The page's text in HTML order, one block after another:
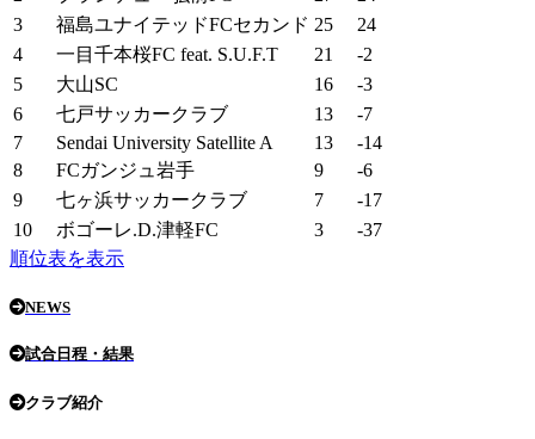
3
福島ユナイテッドFCセカンド 25
24
4
一目千本桜FC feat. S.U.F.T 21
-2
5
大山SC 16
-3
6
七戸サッカークラブ 13
-7
7
Sendai University Satellite A 13
-14
8
FCガンジュ岩手 9
-6
9
七ヶ浜サッカークラブ 7
-17
10
ボゴーレ.D.津軽FC 3
-37
順位表を表示
NEWS
試合日程・結果
クラブ紹介